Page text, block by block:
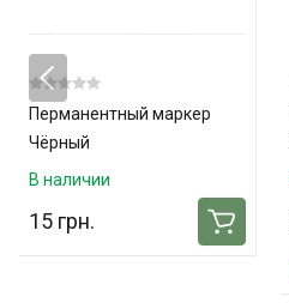
Перманентный маркер
Чёрный
В наличии
15 грн.